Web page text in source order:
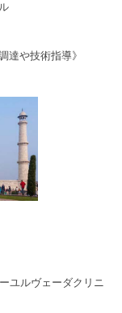
達や技術指導》
ユルヴェーダクリニ